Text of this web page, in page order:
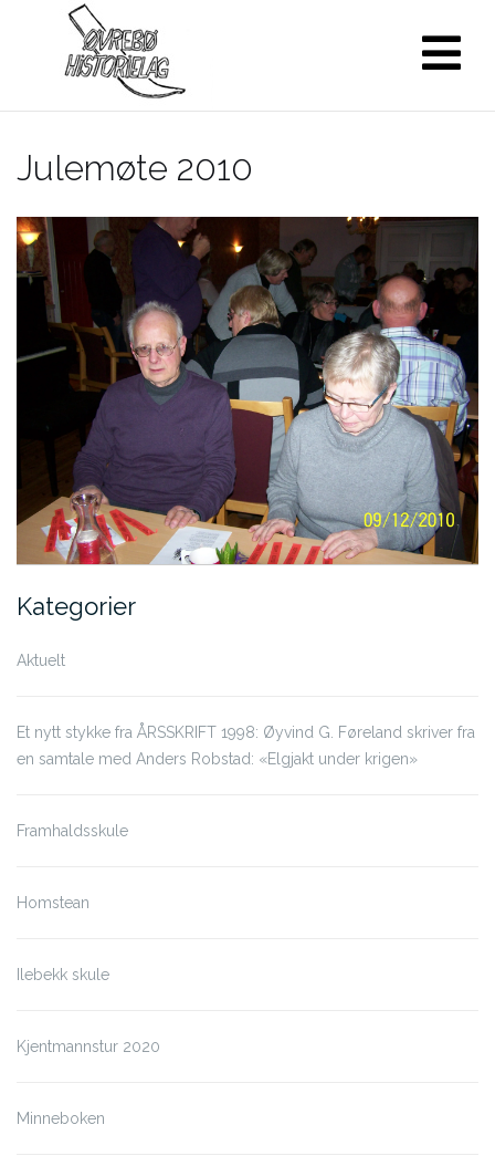
Julemøte 2010
Kategorier
Aktuelt
Et nytt stykke fra ÅRSSKRIFT 1998: Øyvind G. Føreland skriver fra
en samtale med Anders Robstad: «Elgjakt under krigen»
Framhaldsskule
Homstean
Ilebekk skule
Kjentmannstur 2020
Minneboken